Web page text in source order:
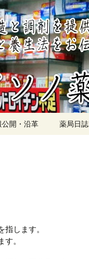
公開・沿革 薬局日誌
します。
。